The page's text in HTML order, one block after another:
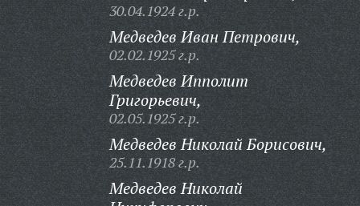
30.04.1924 г.р.
Медведев Иван Петрович,
02.02.1925 г.р.
Медведев Ипполит
Григорьевич,
02.05.1925 г.р.
Медведев Николай Борисович,
25.11.1918 г.р.
Медведев Николай